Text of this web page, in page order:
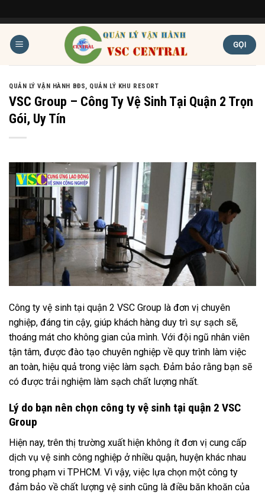
GỌI
QUẢN LÝ VẬN HÀNH BĐS, QUẢN LÝ KHU RESORT
VSC Group – Công Ty Vệ Sinh Tại Quận 2 Trọn
Gói, Uy Tín
Công ty vệ sinh tại quận 2 VSC Group là đơn vị chuyên
nghiệp, đáng tin cậy, giúp khách hàng duy trì sự sạch sẽ,
thoáng mát cho không gian của mình. Với đội ngũ nhân viên
tận tâm, được đào tạo chuyên nghiệp về quy trình làm việc
an toàn, hiệu quả trong việc làm sạch. Đảm bảo rằng bạn sẽ
có được trải nghiệm làm sạch chất lượng nhất.
Lý do bạn nên chọn công ty vệ sinh tại quận 2 VSC
Group
Hiện nay, trên thị trường xuất hiện không ít đơn vị cung cấp
dịch vụ vệ sinh công nghiệp ở nhiều quận, huyện khác nhau
trong phạm vi TPHCM. Vì vậy, việc lựa chọn một công ty
đảm bảo về chất lượng vệ sinh cũng là điều băn khoăn của